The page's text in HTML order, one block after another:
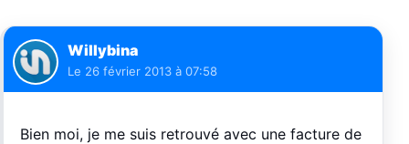
Willybina
Le 26 février 2013 à 07:58
Bien moi, je me suis retrouvé avec une facture de